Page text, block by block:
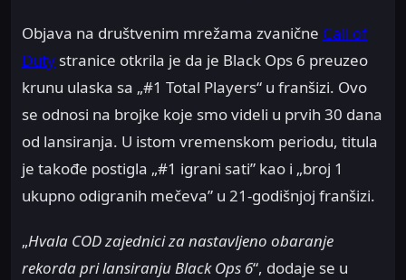
Objava na društvenim mrežama zvanične Call of
Duty stranice otkrila je da je Black Ops 6 preuzeo
krunu ulaska sa „#1 Total Players“ u franšizi. Ovo
se odnosi na brojke koje smo videli u prvih 30 dana
od lansiranja. U istom vremenskom periodu, titula
je takođe postigla „#1 igrani sati” kao i „broj 1
ukupno odigranih mečeva” u 21-godišnjoj franšizi.
„Hvala COD zajednici za nastavljeno obaranje
rekorda pri lansiranju Black Ops 6“, dodaje se u